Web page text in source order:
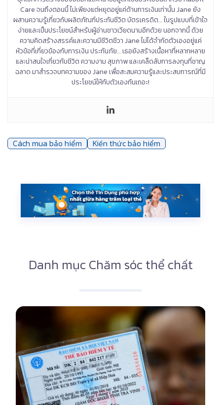
Care จนถึงตอนนี้ ไม่เพียงแต่หยุดอยู่แค่ด้านการเงินเท่านั้น Jane ยัง
ผสานความรู้เกี่ยวกับผลิตภัณฑ์ประกันชีวิต บัตรเครดิต… ในรูปแบบที่เข้าใจ
ง่ายและเป็นประโยชน์สำหรับผู้อ่านชาวเวียดนามอีกด้วย นอกจากนี้ ด้วย
ความคิดสร้างสรรค์และความมีชีวิตชีวา Jane ไม่ได้จำกัดตัวเองอยู่แค่
หัวข้อที่เกี่ยวข้องกับการเงิน ประกันภัย… เธอยังสร้างเนื้อหาที่หลากหลาย
และน่าสนใจเกี่ยวกับชีวิต ความงาม สุขภาพ และเคล็ดลับการลงทุนที่ชาญ
ฉลาด มาสำรวจบทความของ Jane เพื่อสะสมความรู้และประสบการณ์ที่มี
ประโยชน์ให้กับตัวเองกันเถอะ!
Cách mua bảo hiểm Kiến thức bảo hiểm
Danh mục Chăm sóc thể chất